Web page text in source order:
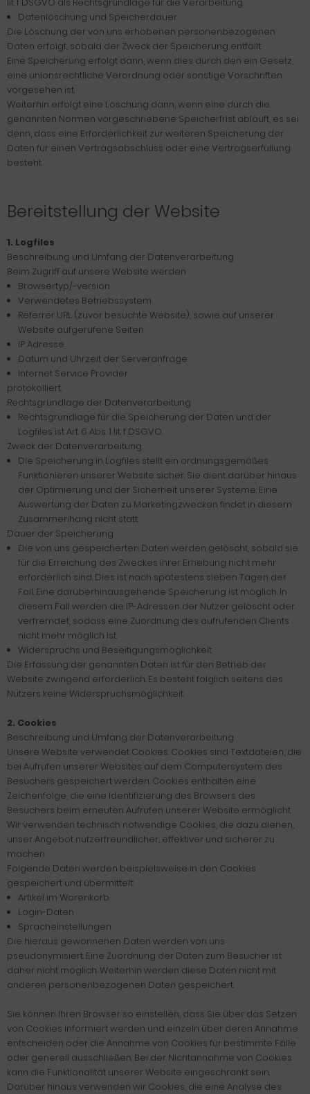
Datenlöschung und Speicherdauer
Die Löschung der von uns erhobenen personenbezogenen
Daten erfolgt, sobald der Zweck der Speicherung entfällt.
Eine Speicherung erfolgt dann, wenn dies durch den ein Gesetz,
eine unionsrechtliche Verordnung oder sonstige Vorschriften
vorgesehen ist.
Weiterhin erfolgt eine Löschung dann, wenn eine durch die
genannten Normen vorgeschriebene Speicherfrist abläuft, es sei
denn, dass eine Erforderlichkeit zur weiteren Speicherung der
Daten für einen Vertragsabschluss oder eine Vertragserfüllung
besteht.
Bereitstellung der Website
1. Logfiles
Beschreibung und Umfang der Datenverarbeitung
Beim Zugriff auf unsere Website werden
Browsertyp/-version
Verwendetes Betriebssystem
Referrer URL (zuvor besuchte Website), sowie auf unserer
Website aufgerufene Seiten
IP Adresse
Datum und Uhrzeit der Serveranfrage
Internet Service Provider
protokolliert.
Rechtsgrundlage der Datenverarbeitung
Rechtsgrundlage für die Speicherung der Daten und der
Logfiles ist Art. 6 Abs. 1 lit. f DSGVO.
Zweck der Datenverarbeitung
Die Speicherung in Logfiles stellt ein ordnungsgemäßes
Funktionieren unserer Website sicher. Sie dient darüber hinaus
der Optimierung und der Sicherheit unserer Systeme. Eine
Auswertung der Daten zu Marketingzwecken findet in diesem
Zusammenhang nicht statt.
Dauer der Speicherung
Die von uns gespeicherten Daten werden gelöscht, sobald sie
für die Erreichung des Zweckes ihrer Erhebung nicht mehr
erforderlich sind. Dies ist nach spätestens sieben Tagen der
Fall. Eine darüberhinausgehende Speicherung ist möglich. In
diesem Fall werden die IP-Adressen der Nutzer gelöscht oder
verfremdet, sodass eine Zuordnung des aufrufenden Clients
nicht mehr möglich ist.
Widerspruchs und Beseitigungsmöglichkeit
Die Erfassung der genannten Daten ist für den Betrieb der
Website zwingend erforderlich. Es besteht folglich seitens des
Nutzers keine Widerspruchsmöglichkeit.
2. Cookies
Beschreibung und Umfang der Datenverarbeitung
Unsere Website verwendet Cookies. Cookies sind Textdateien, die
bei Aufrufen unserer Websites auf dem Computersystem des
Besuchers gespeichert werden. Cookies enthalten eine
Zeichenfolge, die eine Identifizierung des Browsers des
Besuchers beim erneuten Aufrufen unserer Website ermöglicht.
Wir verwenden technisch notwendige Cookies, die dazu dienen,
unser Angebot nutzerfreundlicher, effektiver und sicherer zu
machen.
Folgende Daten werden beispielsweise in den Cookies
gespeichert und übermittelt:
Artikel im Warenkorb
Login-Daten
Spracheinstellungen
Die hieraus gewonnenen Daten werden von uns
pseudonymisiert. Eine Zuordnung der Daten zum Besucher ist
daher nicht möglich. Weiterhin werden diese Daten nicht mit
anderen personenbezogenen Daten gespeichert.
Sie können Ihren Browser so einstellen, dass Sie über das Setzen
von Cookies informiert werden und einzeln über deren Annahme
entscheiden oder die Annahme von Cookies für bestimmte Fälle
oder generell ausschließen. Bei der Nichtannahme von Cookies
kann die Funktionalität unserer Website eingeschränkt sein.
Darüber hinaus verwenden wir Cookies, die eine Analyse des